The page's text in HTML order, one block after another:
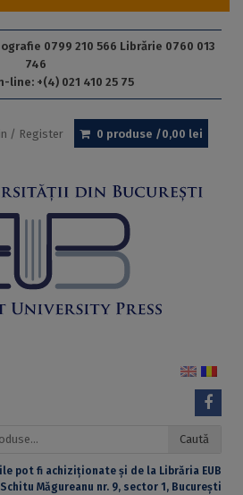
0799 210 566 Librărie 0760 013
746
line: +(4) 021 410 25 75
/ Register 0 produse /0,00 lei
Caută
pot fi achiziționate și de la Librăria EUB
Măgureanu nr. 9, sector 1, București